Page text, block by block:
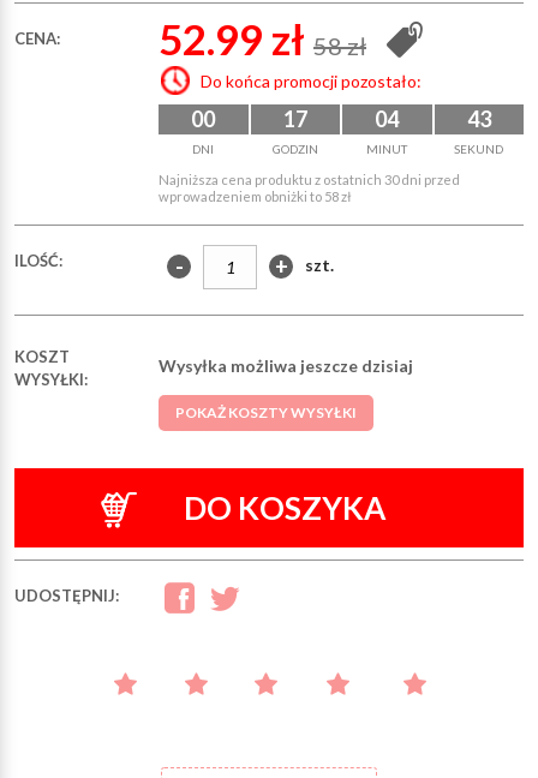
CENA: 52.99 zł 58 zł
Do końca promocji pozostało:
00
DNI
17
GODZIN
04
MINUT
43
SEKUND
Najniższa cena produktu z ostatnich 30 dni przed
wprowadzeniem obniżki to 58 zł
ILOŚĆ: - + szt.
KOSZT
WYSYŁKI:
Wysyłka możliwa jeszcze dzisiaj
POKAŻ KOSZTY WYSYŁKI
DO KOSZYKA
UDOSTĘPNIJ: